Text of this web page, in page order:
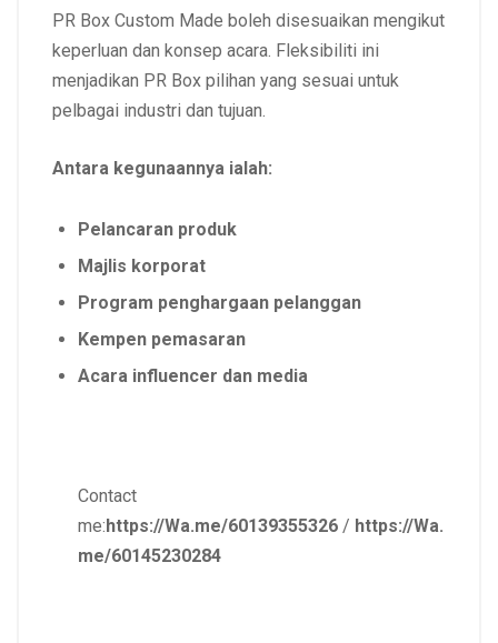
PR Box Custom Made boleh disesuaikan mengikut
keperluan dan konsep acara. Fleksibiliti ini
menjadikan PR Box pilihan yang sesuai untuk
pelbagai industri dan tujuan.
Antara kegunaannya ialah:
Pelancaran produk
Majlis korporat
Program penghargaan pelanggan
Kempen pemasaran
Acara influencer dan media
Contact
me:https://Wa.me/60139355326 / https://Wa.
me/60145230284